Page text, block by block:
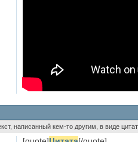
написанный кем-то другим, в виде